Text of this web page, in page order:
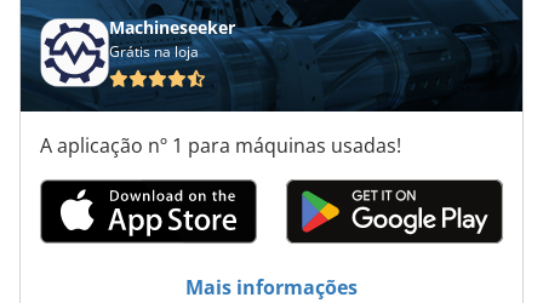
Toalha De Papel
Tubo De Sucção
Tubos De Latão
Machineseeker
Grátis na loja
A aplicação nº 1 para máquinas usadas!
Mais informações